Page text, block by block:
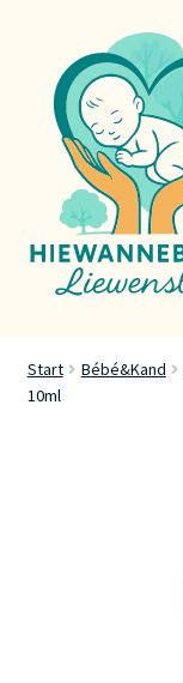
Navigation
springen
Inhalt
springen
Servicer
Start Bébé&Kand
10ml